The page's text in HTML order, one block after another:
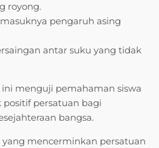
royong.
pengaruh asing
antar suku yang tidak
ini menguji pemahaman siswa
persatuan bagi
bangsa.
mencerminkan persatuan